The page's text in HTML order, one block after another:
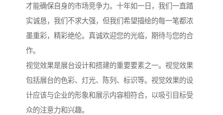
才能确保自身的市场竞争力。十年如一日，我们一直踏
实诚恳，我们不求大强，但我们希望描绘的每一笔都浓
墨重彩，精彩绝伦。真诚欢迎您的光临，期待与您的合
作。
视觉效果是展台设计和搭建的重要要素之一。视觉效果
包括展台的色彩、灯光、陈列、标识等。视觉效果的设
计应该与企业的形象和展示内容相符合，以吸引目标受
众的注意力和兴趣。